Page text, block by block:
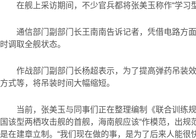
在舰上采访期间，不少官兵都将张美玉称作“学习
通信部门副部门长王南南告诉记者，凭借电路方
时调取全舰状态。
作战部门副部门长杨超表示，为了提高弹药吊装
方式等，将吊装时间大幅缩短。
当前，张美玉与同事们正在整理编制《联合训练
国该型两栖攻击舰的首舰，海南舰应该“作模范，出
是在建章立制。“我们现在做的事，是为了后来人能很